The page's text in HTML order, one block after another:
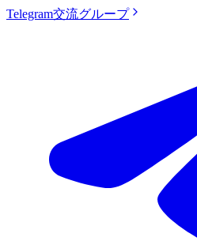
Telegram交流グループ